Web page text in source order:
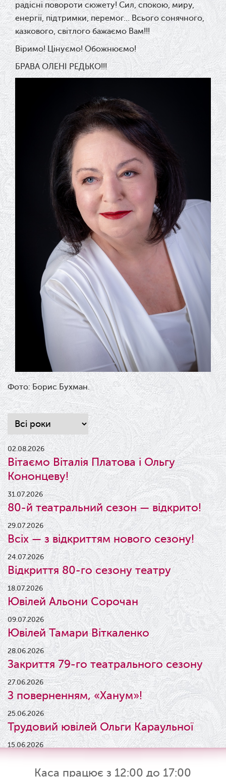
радісні повороти сюжету! Сил, спокою, миру,
енергії, підтримки, перемог… Всього сонячного,
казкового, світлого бажаємо Вам!!!
Віримо! Цінуємо! Обожнюємо!
БРАВА ОЛЕНІ РЕДЬКО!!!
Фото: Борис Бухман.
02.08.2026
Вітаємо Віталія Платова і Ольгу
Кононцеву!
31.07.2026
80-й театральний сезон — відкрито!
29.07.2026
Всіх — з відкриттям нового сезону!
24.07.2026
Відкриття 80-го сезону театру
18.07.2026
Ювілей Альони Сорочан
09.07.2026
Ювілей Тамари Віткаленко
28.06.2026
Закриття 79-го театрального сезону
27.06.2026
З поверненням, «Ханум»!
25.06.2026
Трудовий ювілей Ольги Караульної
15.06.2026
Результати конкурсу
Каса працює з 12:00 до 17:00